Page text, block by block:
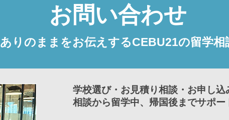
お問い合わせ
ありのままをお伝えするCEBU21の留学相
学校選び・お見積り相談・お申し
相談から留学中、帰国後までサポー